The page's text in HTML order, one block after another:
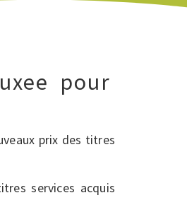
pour
prix des titres
services acquis